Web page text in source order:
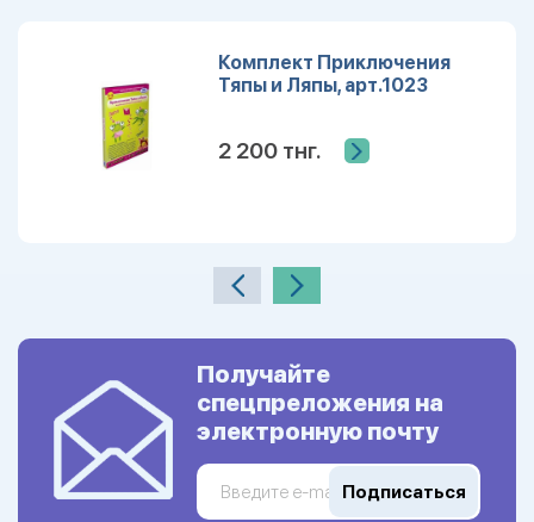
Комплект Приключения
Тяпы и Ляпы, арт.1023
2 200 тнг.
Получайте
спецпреложения на
электронную почту
Подписаться